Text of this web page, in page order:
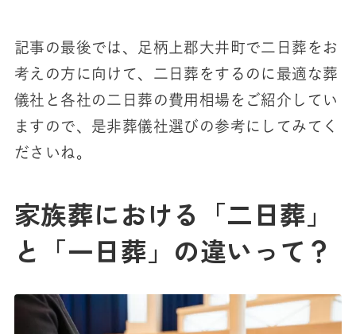
記事の最後では、足柄上郡大井町で二日葬をお
考えの方に向けて、二日葬をするのに最適な葬
儀社と各社の二日葬の費用相場をご紹介してい
ますので、是非葬儀社選びの参考にしてみてく
ださいね。
家族葬における「二日葬」
と「一日葬」の違いって？